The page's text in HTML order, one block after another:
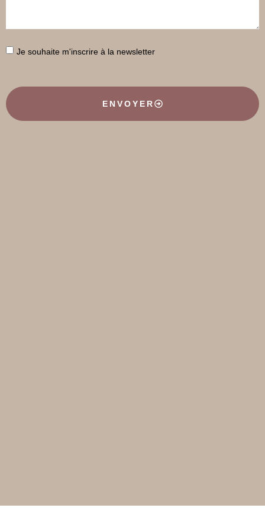
Je souhaite m'inscrire à la newsletter
ENVOYER